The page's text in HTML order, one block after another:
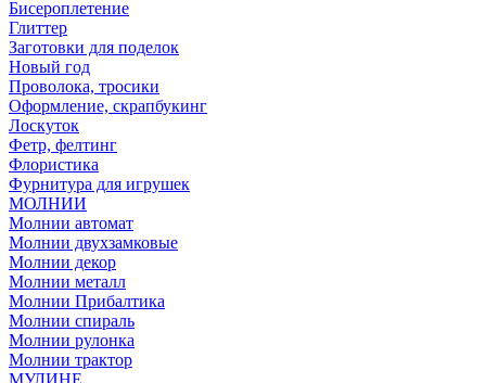
Бисероплетение
Глиттер
Заготовки для поделок
Новый год
Проволока, тросики
Оформление, скрапбукинг
Лоскуток
Фетр, фелтинг
Флористика
Фурнитура для игрушек
МОЛНИИ
Молнии автомат
Молнии двухзамковые
Молнии декор
Молнии металл
Молнии Прибалтика
Молнии спираль
Молнии рулонка
Молнии трактор
МУЛИНЕ